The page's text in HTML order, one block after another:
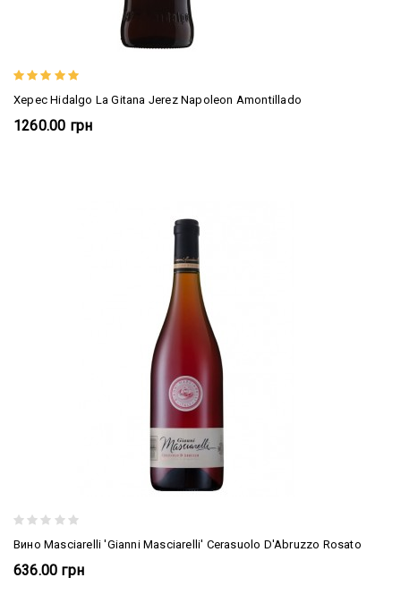
Херес Hidalgo La Gitana Jerez Napoleon Amontillado
1260.00 грн
Вино Masciarelli 'Gianni Masciarelli' Cerasuolo D'Abruzzo Rosato
636.00 грн